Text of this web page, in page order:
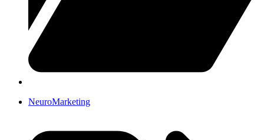
NeuroMarketing